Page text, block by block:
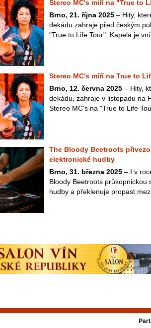
Stereo MC's míří na "True to
Brno, 21. října 2025 – Hity,
dekádu zahraje před českým
"True to Life Tour". Kapela je
Stereo MC's míří na True to
Brno, 12. června 2025 – Hity,
dekádu, zahraje v listopadu na
Stereo MC's na "True to Life
The Bloody Beetroots
elektronické hudby
Brno, 31. března 2025 – I v
Bloody Beetroots průkopnickou
hudby a překlenuje propast